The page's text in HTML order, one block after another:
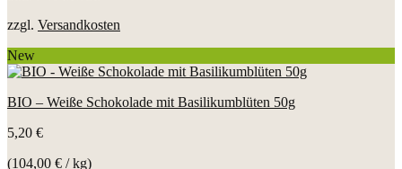
zzgl. Versandkosten
New
BIO – Weiße Schokolade mit Basilikumblüten 50g
5,20 €
(104,00 € /kg)